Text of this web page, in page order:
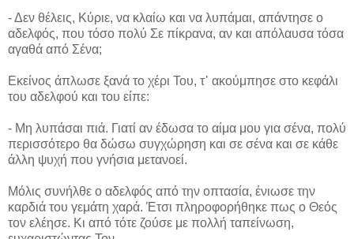
- Δεν θέλεις, Κύριε, να κλαίω και να λυπάμαι, απάντησε ο
αδελφός, που τόσο πολύ Σε πίκρανα, αν και απόλαυσα τόσα
αγαθά από Σένα;
Εκείνος άπλωσε ξανά το χέρι Του, τ᾿ ακούμπησε στο κεφάλι
του αδελφού και του είπε:
- Μη λυπάσαι πιά. Γιατί αν έδωσα το αίμα μου για σένα, πολύ
περισσότερο θα δώσω συγχώρηση και σε σένα και σε κάθε
άλλη ψυχή που γνήσια μετανοεί.
Μόλις συνήλθε ο αδελφός από την οπτασία, ένιωσε την
καρδιά του γεμάτη χαρά. Έτσι πληροφορήθηκε πως ο Θεός
τον ελέησε. Κι από τότε ζούσε με πολλή ταπείνωση,